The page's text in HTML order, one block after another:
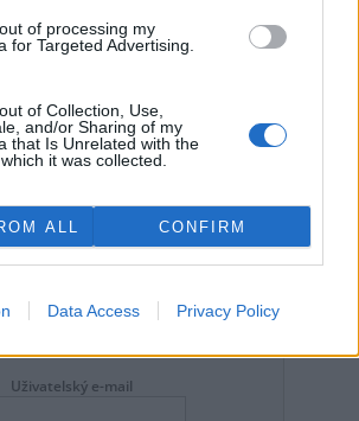
of processing my
for Targeted Advertising.
of Collection, Use,
and/or Sharing of my
that Is Unrelated with the
it was collected.
ALL CONFIRM
Data Access Privacy Policy
reklama
čtenářské názory, komentáře a postřehy. Tím,
příspěvek, se ale zároveň zavazujete
diskusní příspěvěk
MŮŽETE ZAPOJIT PO PŘIHLÁŠENÍ
Uživatelský e-mail